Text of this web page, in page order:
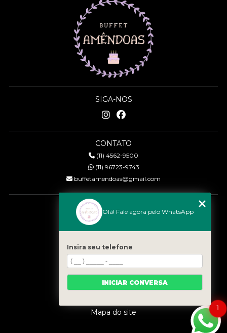
SIGA-NOS
CONTATO
(11) 4562-9500
(11) 96723-9743
buffetamendoas@gmail.com
MENU
Quem somos
Serviços
Eventos
Gastronomia
Contato
Mapa do site
1
Olá! Fale agora pelo WhatsApp
Insira seu telefone
INICIAR CONVERSA